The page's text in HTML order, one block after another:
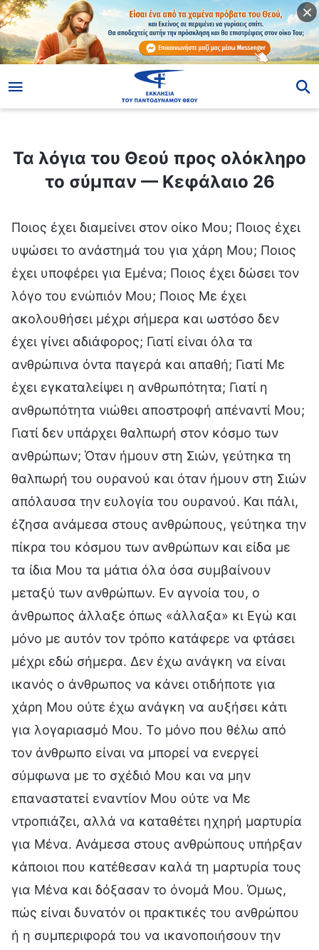
Τα λόγια του Θεού προς ολόκληρο
το σύμπαν — Κεφάλαιο 26
Ποιος έχει διαμείνει στον οίκο Μου; Ποιος έχει
υψώσει το ανάστημά του για χάρη Μου; Ποιος
έχει υποφέρει για Εμένα; Ποιος έχει δώσει τον
λόγο του ενώπιόν Μου; Ποιος Με έχει
ακολουθήσει μέχρι σήμερα και ωστόσο δεν
έχει γίνει αδιάφορος; Γιατί είναι όλα τα
ανθρώπινα όντα παγερά και απαθή; Γιατί Με
έχει εγκαταλείψει η ανθρωπότητα; Γιατί η
ανθρωπότητα νιώθει αποστροφή απέναντί Μου;
Γιατί δεν υπάρχει θαλπωρή στον κόσμο των
ανθρώπων; Όταν ήμουν στη Σιών, γεύτηκα τη
θαλπωρή του ουρανού και όταν ήμουν στη Σιών
απόλαυσα την ευλογία του ουρανού. Και πάλι,
έζησα ανάμεσα στους ανθρώπους, γεύτηκα την
πίκρα του κόσμου των ανθρώπων και είδα με
τα ίδια Μου τα μάτια όλα όσα συμβαίνουν
μεταξύ των ανθρώπων. Εν αγνοία του, ο
άνθρωπος άλλαξε όπως «άλλαξα» κι Εγώ και
μόνο με αυτόν τον τρόπο κατάφερε να φτάσει
μέχρι εδώ σήμερα. Δεν έχω ανάγκη να είναι
ικανός ο άνθρωπος να κάνει οτιδήποτε για
χάρη Μου ούτε έχω ανάγκη να αυξήσει κάτι
για λογαριασμό Μου. Το μόνο που θέλω από
τον άνθρωπο είναι να μπορεί να ενεργεί
σύμφωνα με το σχέδιό Μου και να μην
επαναστατεί εναντίον Μου ούτε να Με
ντροπιάζει, αλλά να καταθέτει ηχηρή μαρτυρία
για Μένα. Ανάμεσα στους ανθρώπους υπήρξαν
κάποιοι που κατέθεσαν καλά τη μαρτυρία τους
για Μένα και δόξασαν το όνομά Μου. Όμως,
πώς είναι δυνατόν οι πρακτικές του ανθρώπου
ή η συμπεριφορά του να ικανοποιήσουν την